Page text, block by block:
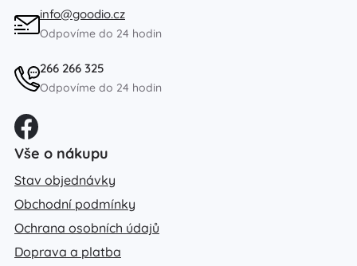
info@goodio.cz
Odpovíme do 24 hodin
266 266 325
Odpovíme do 24 hodin
Vše o nákupu
Stav objednávky
Obchodní podmínky
Ochrana osobních údajů
Doprava a platba